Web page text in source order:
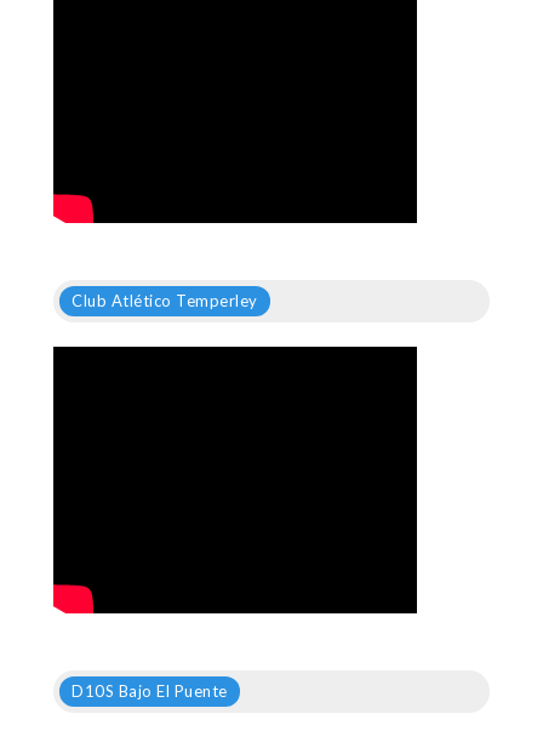
Club Atlético Temperley
D10S Bajo El Puente